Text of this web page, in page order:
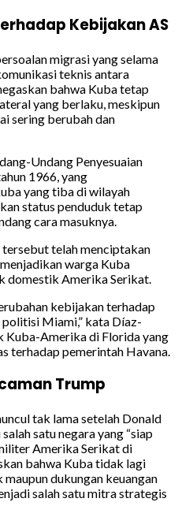
Kebijakan AS
migrasi yang selama
teknis antara
bahwa Kuba tetap
yang berlaku, meskipun
sering berubah dan
Undang Penyesuaian
1966, yang
yang tiba di wilayah
status penduduk tetap
cara masuknya.
telah menciptakan
warga Kuba
domestik Amerika Serikat.
kebijakan terhadap
Miami,” kata Díaz-
Kuba-Amerika di Florida yang
terhadap pemerintah Havana.
Trump
tak lama setelah Donald
satu negara yang “siap
Amerika Serikat di
bahwa Kuba tidak lagi
dukungan keuangan
salah satu mitra strategis